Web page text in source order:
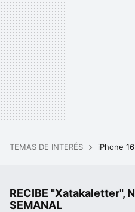
TEMAS DE INTERÉS iPhone 16
RECIBE "Xatakaletter",
SEMANAL